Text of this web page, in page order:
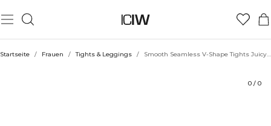
Startseite / Frauen / Tights & Leggings / Smooth Seamless V-Shape Tights Juicy Mauve
0 / 0